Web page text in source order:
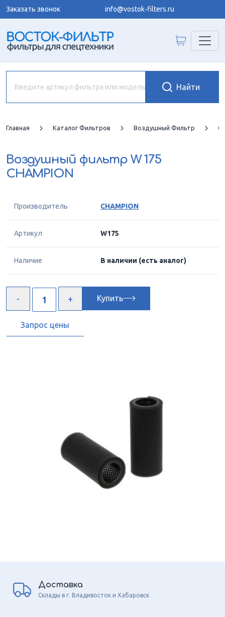
Заказать звонок info@vostok-filters.ru
Главная Каталог Фильтров Воздушный Фильтр
Воздушный фильтр W 175
CHAMPION
Производитель CHAMPION
Артикул W175
Наличие В наличии (есть аналог)
Купить
Запрос цены
Доставка
Склады в г. Владивосток и Хабаровск